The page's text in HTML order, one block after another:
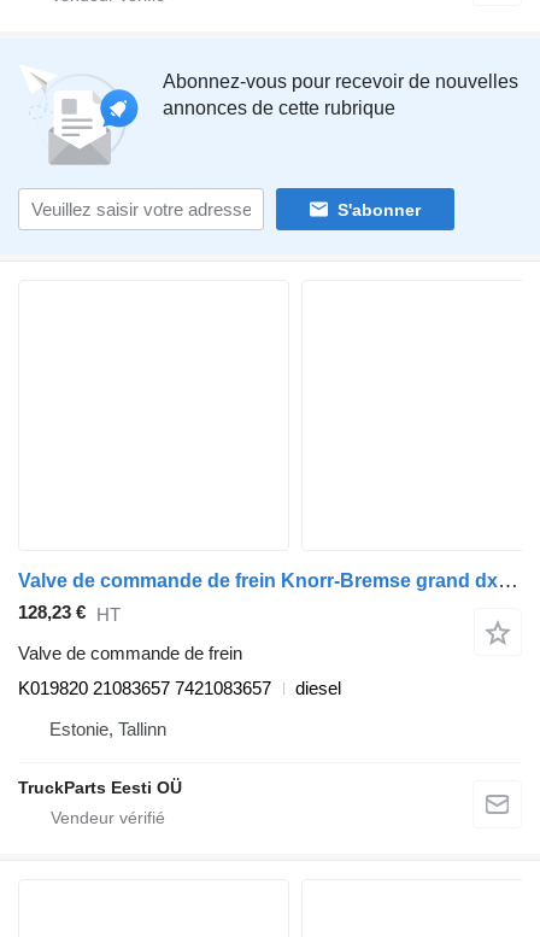
Abonnez-vous pour recevoir de nouvelles
annonces de cette rubrique
S'abonner
Valve de commande de frein Knorr-Bremse grand dxi (01.05-12.13) K019820 pour tracteur routier Renault Magnum (1990-2014)
128,23 € HT
Valve de commande de frein
K019820 21083657 7421083657
diesel
Estonie, Tallinn
TruckParts Eesti OÜ